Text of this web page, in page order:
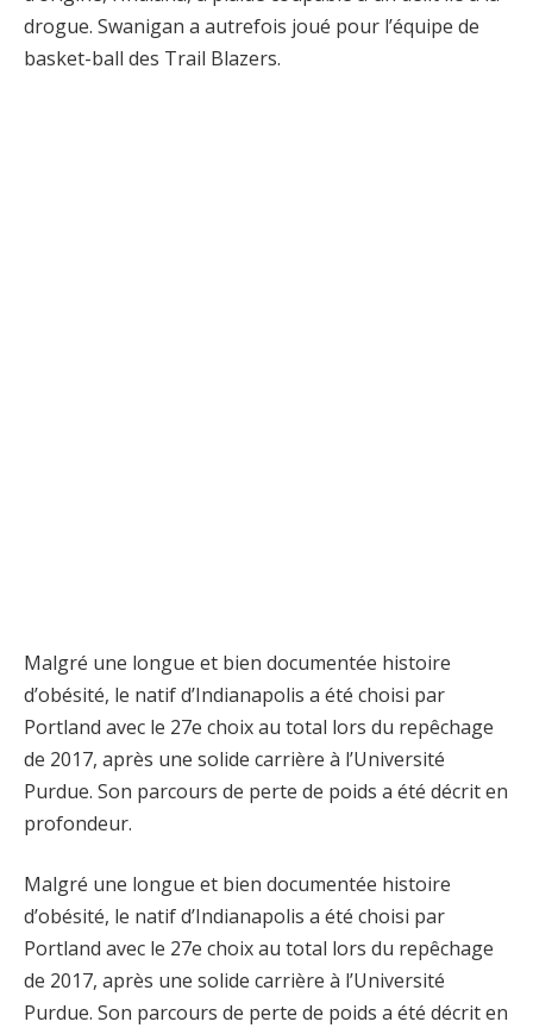
drogue. Swanigan a autrefois joué pour l’équipe de
basket-ball des Trail Blazers.
Malgré une longue et bien documentée histoire
d’obésité, le natif d’Indianapolis a été choisi par
Portland avec le 27e choix au total lors du repêchage
de 2017, après une solide carrière à l’Université
Purdue. Son parcours de perte de poids a été décrit en
profondeur.
Malgré une longue et bien documentée histoire
d’obésité, le natif d’Indianapolis a été choisi par
Portland avec le 27e choix au total lors du repêchage
de 2017, après une solide carrière à l’Université
Purdue. Son parcours de perte de poids a été décrit en